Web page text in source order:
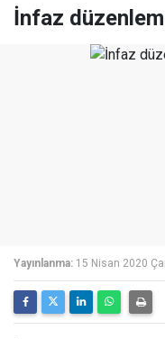
İnfaz
Yayınlanma: 15 Nisan 2020